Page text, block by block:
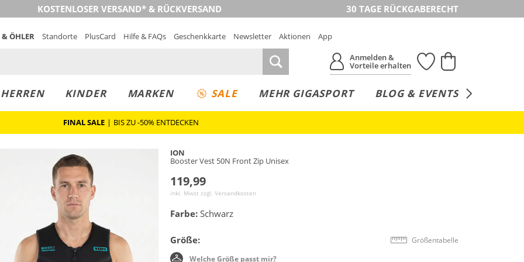
KOSTENLOSER VERSAND* & RÜCKVERSAND 30 TAGE RÜCKGABERECHT
ÖHLER Standorte PlusCard Hilfe & FAQs Geschenkkarte Newsletter Aktionen
App
Anmelden &
Vorteile erhalten
HERREN KINDER MARKEN SALE MEHR GIGASPORT BLOG & EVENTS
FINAL SALE | BIS ZU -50% ENTDECKEN
ION
Booster Vest 50N Front Zip Unisex
119,99
inkl. Mwst zzgl. Versandkosten
Farbe: Schwarz
Größe: Größentabelle
Welche Größe passt mir?